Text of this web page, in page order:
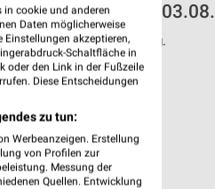
ab Mo. den 03.08.
von 03. Aug. bis 08. Aug.
Kalendereintrag erstellen
PROSPEKT BLÄTTERN
in cookie und anderen
Daten möglicherweise
Einstellungen akzeptieren,
Schaltfläche in
oder den Link in der Fußzeile
Diese Entscheidungen
zu tun:
Werbeanzeigen. Erstellung
von Profilen zur
Messung der
Quellen. Entwicklung